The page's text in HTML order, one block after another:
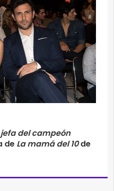
jefa del campeón
de La mamá del 10de